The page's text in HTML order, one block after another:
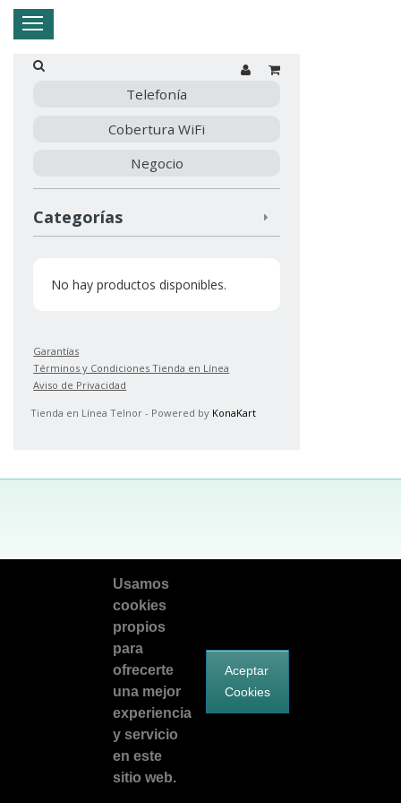
Hogar
Telefonía
Cobertura WiFi
Negocio
Categorías
No hay productos disponibles.
Garantías
Términos y Condiciones Tienda en Línea
Aviso de Privacidad
Tienda en Línea Telnor - Powered by KonaKart
Todos los derechos reservados.
Usamos
cookies
propios
para
ofrecerte
una mejor
experiencia
y servicio
en este
sitio web.
Aceptar
Cookies